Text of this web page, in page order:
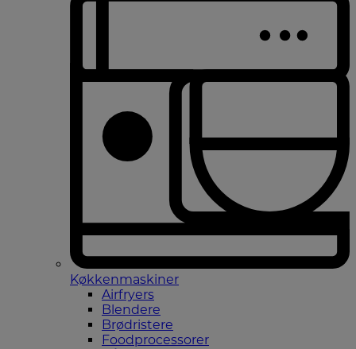
Køkkenmaskiner
Airfryers
Blendere
Brødristere
Foodprocessorer